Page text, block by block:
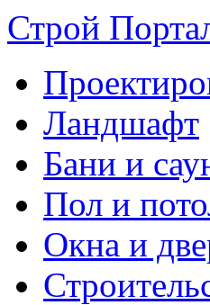
Строй
Ландшафт
Бани и
Пол и
Окна и